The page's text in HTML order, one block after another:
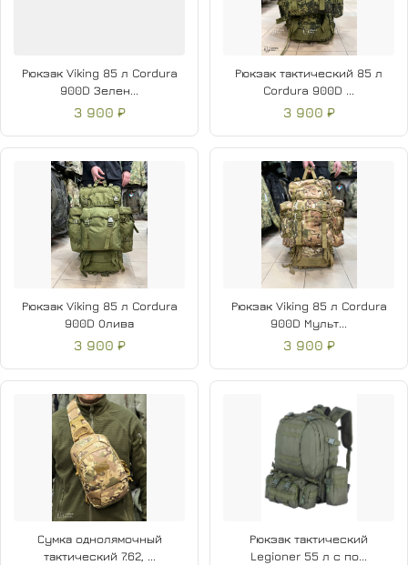
Рюкзак Viking 85 л Cordura
900D Зелен...
3 900 ₽
Рюкзак тактический 85 л
Cordura 900D ...
3 900 ₽
Рюкзак Viking 85 л Cordura
900D Олива
3 900 ₽
Рюкзак Viking 85 л Cordura
900D Мульт...
3 900 ₽
Сумка однолямочный
тактический 7.62, ...
Рюкзак тактический
Legioner 55 л с по...